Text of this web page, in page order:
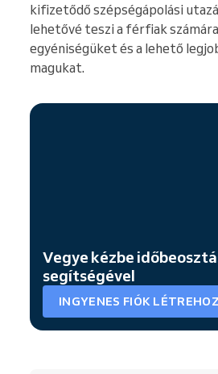
kifizetődő szépségápolási
lehetővé teszi a férfiak
egyéniségüket és a lehető
magukat.
Vegye kézbe
segítségével
INGYENES FIÓK